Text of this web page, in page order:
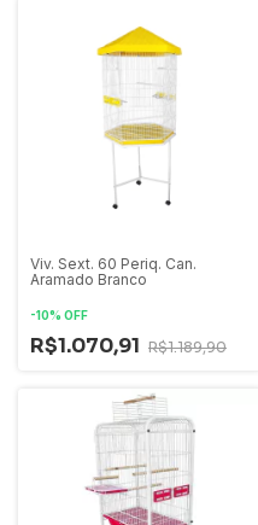
Viv. Sext. 60 Periq. Can.
Aramado Branco
-10% OFF
R$1.070,91 R$1.189,90